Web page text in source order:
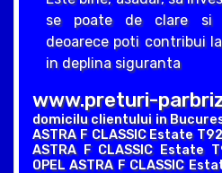
se poate de clare si
deoarece poti contribui
in deplina siguranta
www.preturi-
domicilu clientului in
ASTRA F CLASSIC Estate
ASTRA F CLASSIC Estate
OPEL ASTRA F CLASSIC